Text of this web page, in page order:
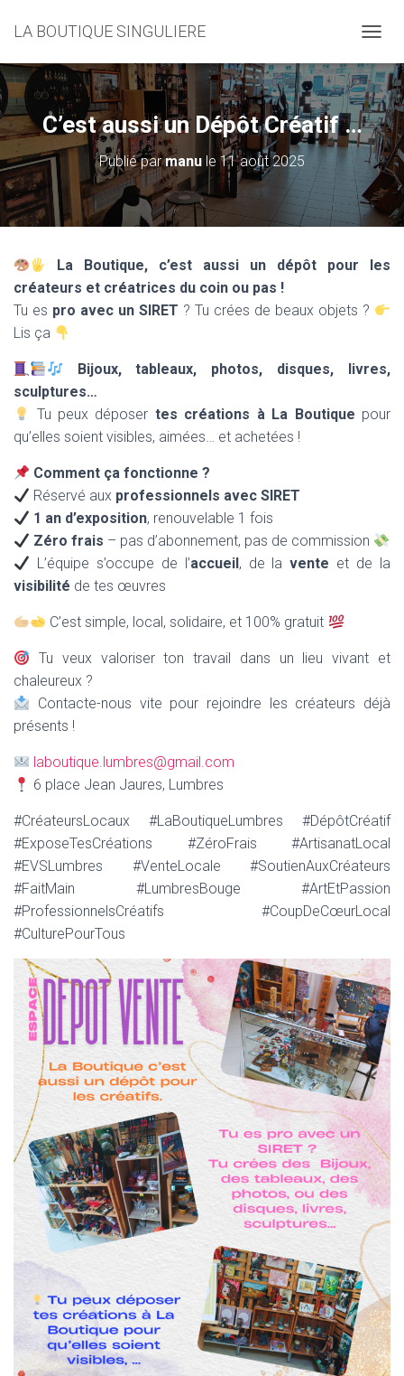
LA BOUTIQUE SINGULIERE
É
P
L
I
E
R
L
A
N
G
C’est aussi un Dépôt Créatif …
Publié parmanu le 11 août 2025
La Boutique, c’est aussi un dépôt pour les
créateurs et créatrices du coin ou pas !
Tu es pro avec un SIRET ? Tu crées de beaux objets ?
Lis ça
Bijoux, tableaux, photos, disques, livres,
sculptures…
Tu peux déposer tes créations à La Boutique pour
qu’elles soient visibles, aimées… et achetées !
Comment ça fonctionne ?
Réservé aux professionnels avec SIRET
1 an d’exposition, renouvelable 1 fois
Zéro frais – pas d’abonnement, pas de commission
L’équipe s’occupe de l’accueil, de lavente et de la
visibilité de tes œuvres
C’est simple, local, solidaire, et 100% gratuit
Tu veux valoriser ton travail dans un lieu vivant et
chaleureux ?
Contacte-nous vite pour rejoindre les créateurs déjà
présents !
laboutique.lumbres@gmail.com
6 place Jean Jaures, Lumbres
#CréateursLocaux #LaBoutiqueLumbres #DépôtCréatif
#ExposeTesCréations #ZéroFrais #ArtisanatLocal
#EVSLumbres #VenteLocale #SoutienAuxCréateurs
#FaitMain #LumbresBouge #ArtEtPassion
#ProfessionnelsCréatifs #CoupDeCœurLocal
#CulturePourTous